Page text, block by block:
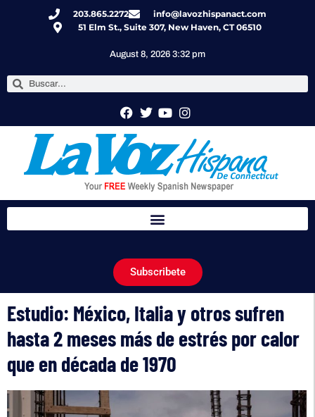
203.865.2272
info@lavozhispanact.com
51 Elm St., Suite 307, New Haven, CT 06510
August 8, 2026 3:32 pm
Subscribete
Estudio: México, Italia y otros sufren
hasta 2 meses más de estrés por calor
que en década de 1970